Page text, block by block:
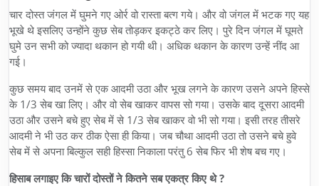
चार दोस्त जंगल में घुमने गए ओर्र वो रास्ता बत्ग गये। और वो जंगल में भटक गए यह
भूखे थे इसलिए उन्होंने कुछ सेब तोड़कर इकट्ठे कर लिए। पुरे दिन जंगल में घूमते
घुमे उन सभी को ज्यादा थकान हो गयी थी। अधिक थकान के कारण उन्हें नींद आ
गई।
कुछ समय बाद उनमें से एक आदमी उठा और भूख लगने के कारण उसने अपने हिस्से
के 1/3 सेब खा लिए। और वो सेब खाकर वापस सो गया। उसके बाद दूसरा आदमी
उठा और उसने बचे हुए सेब में से 1/3 सेब खाकर वो भी सो गया। इसी तरह तीसरे
आदमी ने भी उठ कर ठीक ऐसा ही किया। जब चौथा आदमी उठा तो उसने बचे हुवे
सेब में से अपना बिल्कुल सही हिस्सा निकाला परंतु 6 सेब फिर भी शेष बच गए।
हिसाब लगाइए कि चारों दोस्तों ने कितने सब एकत्र किए थे ?